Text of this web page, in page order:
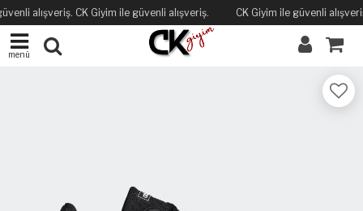
alışveriş. CK Giyim ile güvenli alışveriş. CK Giyim ile güvenli
menü